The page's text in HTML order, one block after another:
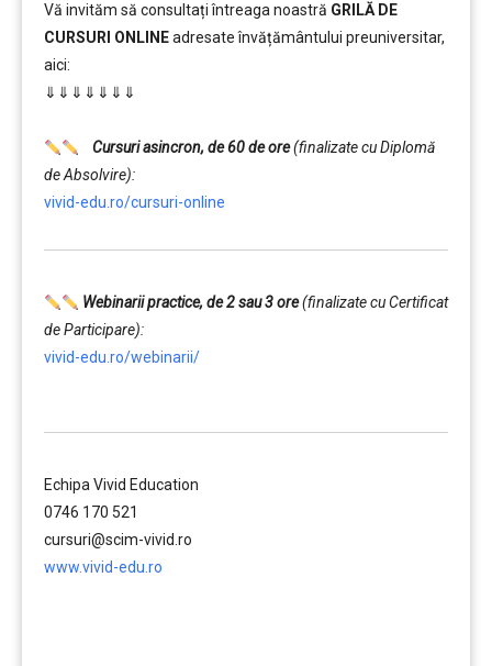
Vă invităm să consultați întreaga noastră GRILĂ DE
CURSURI ONLINEadresate învățământului preuniversitar,
aici:
⇓⇓⇓⇓⇓⇓⇓
Cursuri asincron, de 60 de ore(finalizate cu Diplomă
de Absolvire):
vivid-edu.ro/cursuri-online
Webinarii practice, de 2 sau 3 ore(finalizate cu Certificat
de Participare):
vivid-edu.ro/webinarii/
Echipa Vivid Education
0746 170 521
cursuri@scim-vivid.ro
www.vivid-edu.ro